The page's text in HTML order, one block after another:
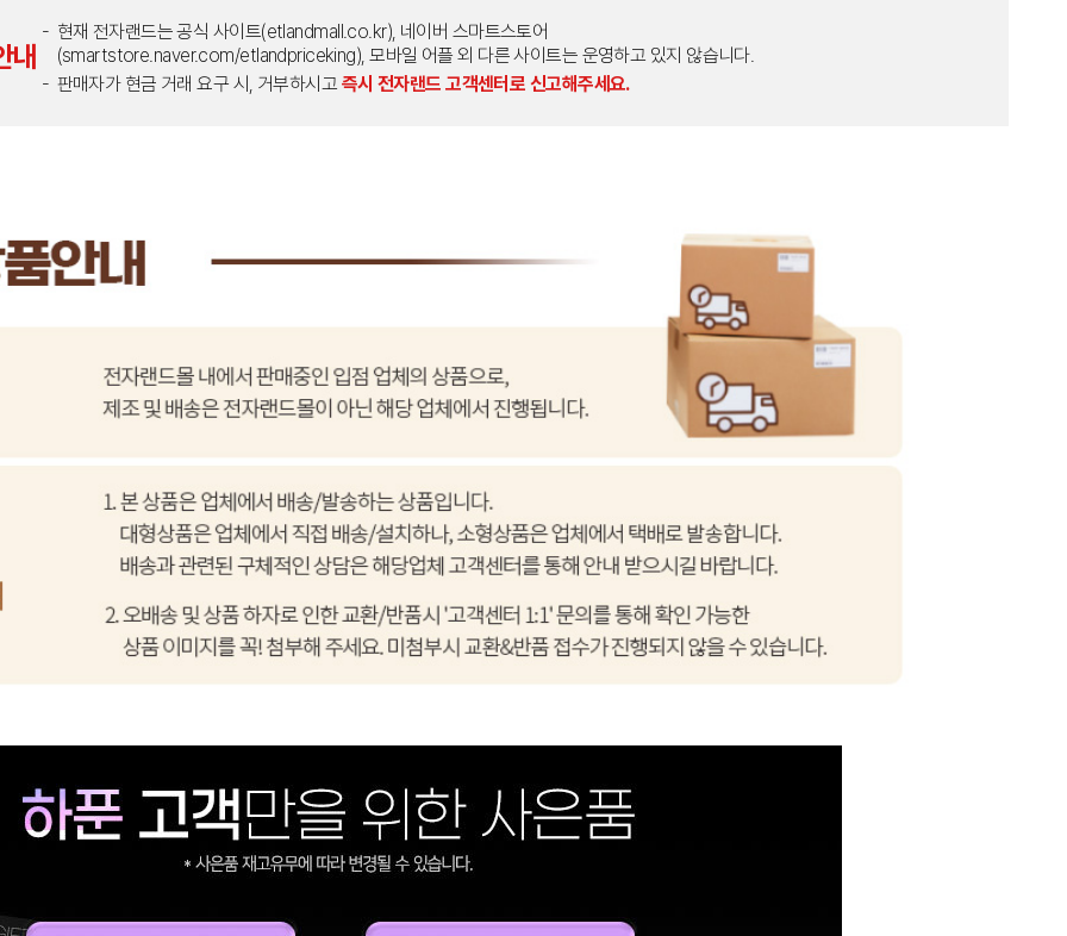
내
현재 전자랜드는 공식 사이트(etlandmall.co.kr), 네이버 스마트스토어
(smartstore.naver.com/etlandpriceking), 모바일 어플 외 다른 사이트는 운영하고 있지 않습니다.
판매자가 현금 거래 요구 시, 거부하시고 즉시 전자랜드 고객센터로 신고해주세요.